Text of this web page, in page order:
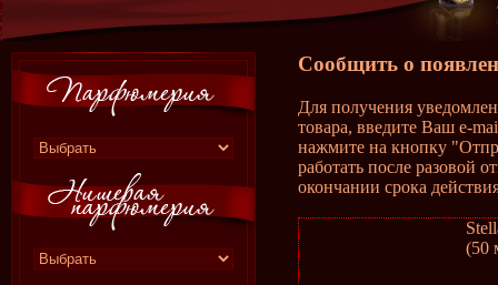
Сообщить о
Для получения
товара, введите Ваш e-
нажмите на кнопку
работать после разовой
окончании срока
(50